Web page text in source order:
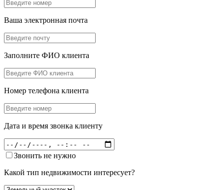
Ваша электронная почта
Заполните ФИО клиента
Номер телефона клиента
Дата и время звонка клиенту
Звонить не нужно
Какой тип недвижимости интересует?